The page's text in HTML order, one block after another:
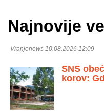
Najnovije
Vranjenews 10.08.2026 12:09
SNS
korov: